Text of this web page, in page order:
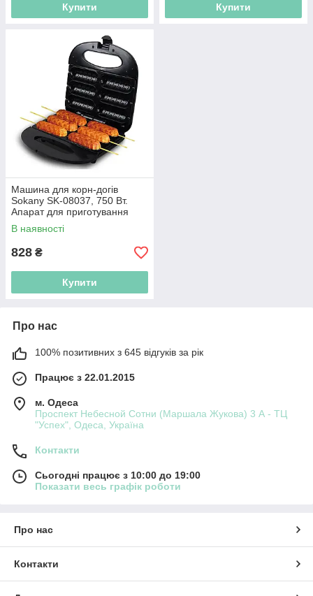
Купити Купити
Машина для корн-догів
Sokany SK-08037, 750 Вт.
Апарат для приготування
хот-догов.
В наявності
828 ₴
Купити
Про нас
100% позитивних з 645 відгуків за рік
Працює з 22.01.2015
м. Одеса
Проспект Небесной Сотни (Маршала Жукова) 3 А - ТЦ
"Успех", Одеса, Україна
Контакти
Сьогодні працює з 10:00 до 19:00
Показати весь графік роботи
Про нас
Контакти